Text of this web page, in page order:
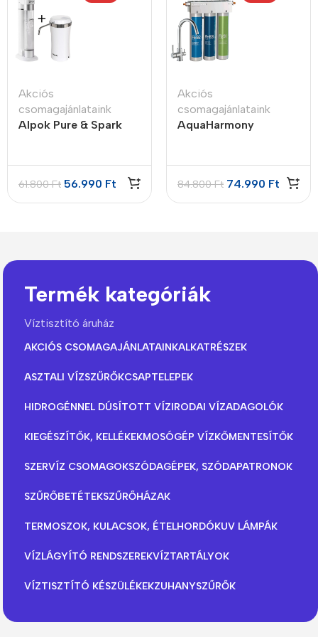
Akciós
csomagajánlataink
Alpok Pure & Spark
61.800Ft 56.990 Ft
Akciós
csomagajánlataink
AquaHarmony
84.800Ft 74.990 Ft
Termék kategóriák
Víztisztító áruház
AKCIÓS CSOMAGAJÁNLATAINKALKATRÉSZEK
ASZTALI VÍZSZŰRŐKCSAPTELEPEK
HIDROGÉNNEL DÚSÍTOTT VÍZIRODAI VÍZADAGOLÓK
KIEGÉSZÍTŐK, KELLÉKEKMOSÓGÉP VÍZKŐMENTESÍTŐK
SZERVÍZ CSOMAGOKSZÓDAGÉPEK, SZÓDAPATRONOK
SZŰRŐBETÉTEKSZŰRŐHÁZAK
TERMOSZOK, KULACSOK, ÉTELHORDÓKUV LÁMPÁK
VÍZLÁGYÍTÓ RENDSZEREKVÍZTARTÁLYOK
VÍZTISZTÍTÓ KÉSZÜLÉKEKZUHANYSZŰRŐK